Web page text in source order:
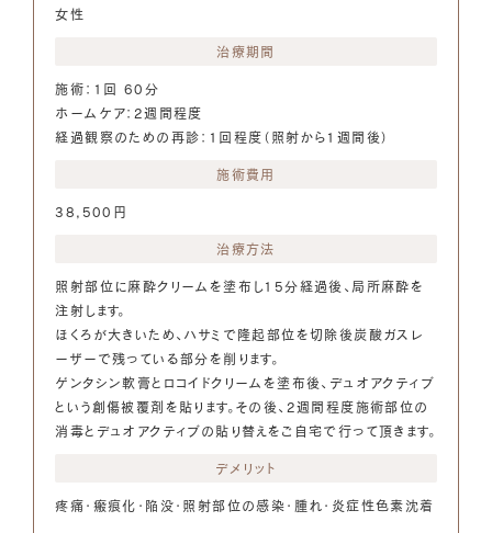
女性
治療期間
施術：1回 60分
ホームケア：2週間程度
経過観察のための再診：1回程度（照射から1週間後）
施術費用
38,500円
治療方法
照射部位に麻酔クリームを塗布し15分経過後、局所麻酔を
注射します。
ほくろが大きいため、ハサミで隆起部位を切除後炭酸ガスレ
ーザーで残っている部分を削ります。
ゲンタシン軟膏とロコイドクリームを塗布後、デュオアクティブ
という創傷被覆剤を貼ります。その後、2週間程度施術部位の
消毒とデュオアクティブの貼り替えをご自宅で行って頂きます。
デメリット
疼痛・瘢痕化・陥没・照射部位の感染・腫れ・炎症性色素沈着